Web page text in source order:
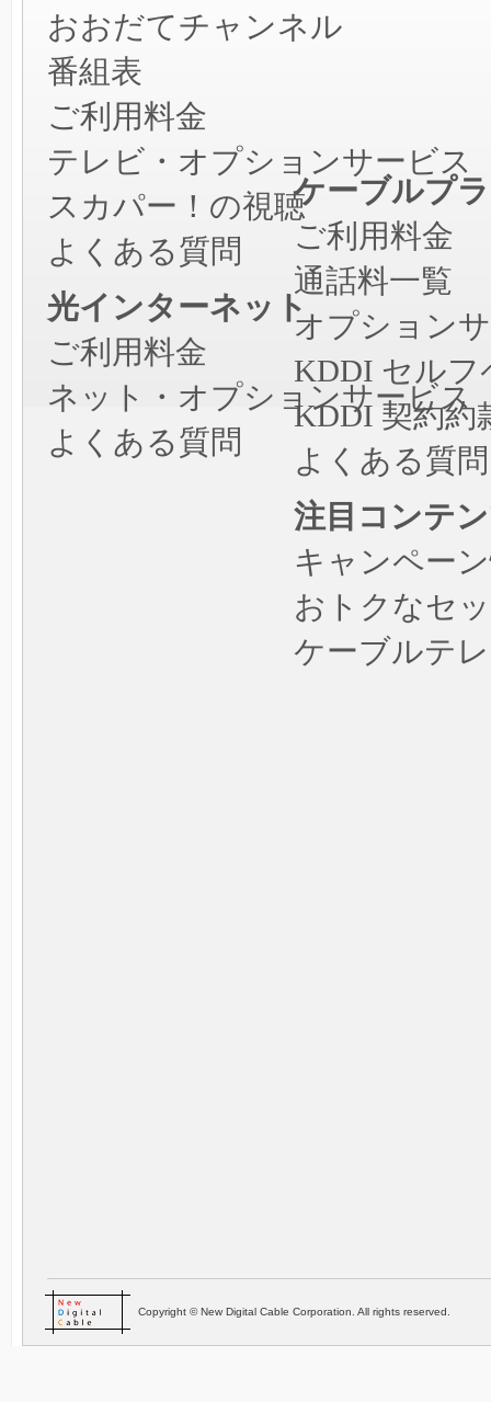
おおだてチャンネル
番組表
ご利用料金
テレビ・オプションサービス
スカパー！の視聴
よくある質問
光インターネット
ご利用料金
ネット・オプションサービス
よくある質問
ケーブルプ
ご利用料金
通話料一覧
オプション
KDDI セルフ
KDDI 契約約
よくある質問
注目コンテ
キャンペー
おトクなセ
ケーブルテ
Copyright © New Digital Cable Corporation. All rights reserved.